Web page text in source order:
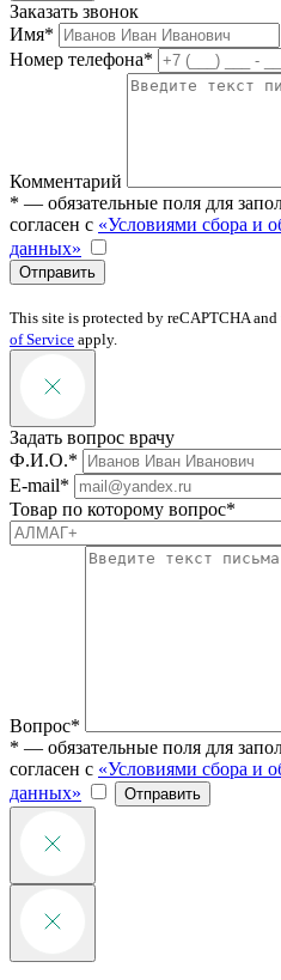
Заказать звонок
Имя*
Номер телефона*
Комментарий
* — обязательные поля для
согласен с «Условиями сбора и
данных»
Отправить
This site is protected by reCAPTCHA
of Service apply.
Задать вопрос врачу
Ф.И.О.*
E-mail*
Товар по которому вопрос*
Вопрос*
* — обязательные поля для
согласен с «Условиями сбора и
данных»
Отправить